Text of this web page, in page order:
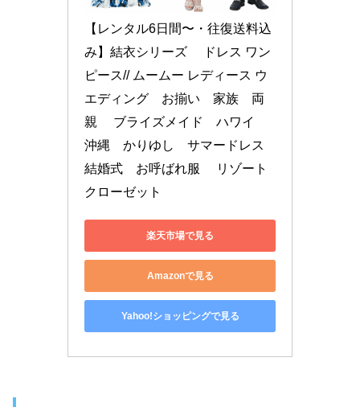
【レンタル6日間〜・往復送料込
み】結衣シリーズ 　ドレス ワン
ピース// ムームー レディース ウ
エディング　お揃い　家族　両
親 　ブライズメイド　ハワイ
沖縄　かりゆし　サマードレス
結婚式　お呼ばれ服　 リゾート
クローゼット
楽天市場で見る
Amazonで見る
Yahoo!ショッピングで見る